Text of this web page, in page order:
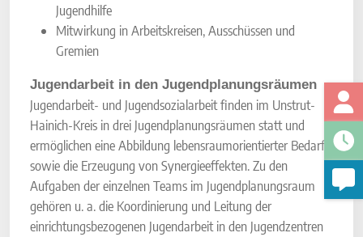
Jugendhilfe
Mitwirkung in Arbeitskreisen, Ausschüssen und
Gremien
Jugendarbeit in den Jugendplanungsräumen
Jugendarbeit- und Jugendsozialarbeit finden im Unstrut-
Hainich-Kreis in drei Jugendplanungsräumen statt und
ermöglichen eine Abbildung lebensraumorientierter Bedarfe
sowie die Erzeugung von Synergieeffekten. Zu den
Aufgaben der einzelnen Teams im Jugendplanungsraum
gehören u. a. die Koordinierung und Leitung der
einrichtungsbezogenen Jugendarbeit in den Jugendzentren